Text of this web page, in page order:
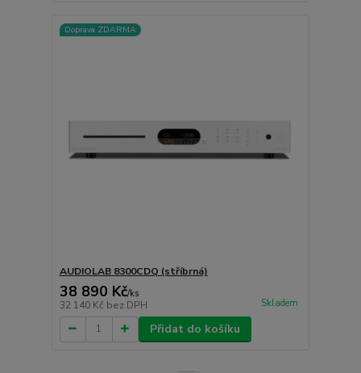
Doprava ZDARMA
AUDIOLAB 8300CDQ (stříbrná)
38 890 Kč/ks
32 140 Kč bez DPH Skladem
Přidat do košíku